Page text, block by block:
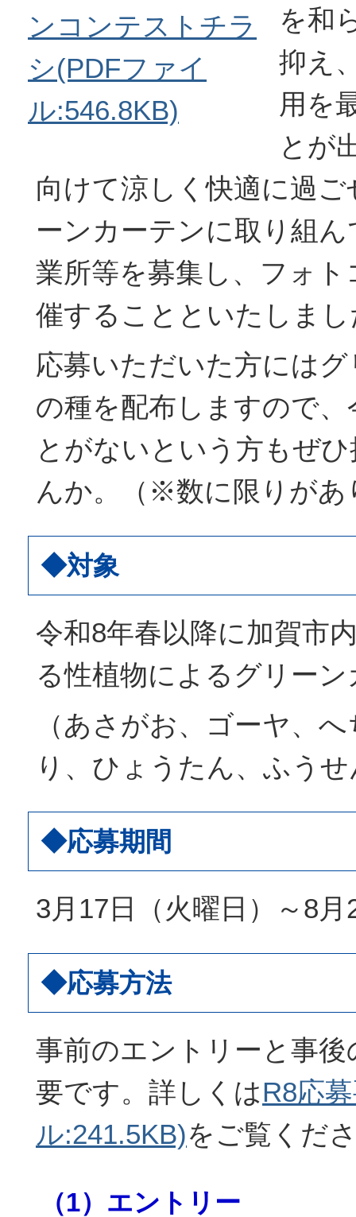
ンコンテストチラ
シ(PDFファイ
ル:546.8KB)
を和
抑え
用を
とが
向けて涼しく快適に過
ーンカーテンに取り組
業所等を募集し、フォ
催することといたしまし
応募いただいた方には
の種を配布しますので
とがないという方もぜ
んか。（※数に限りがあ
◆対象
令和8年春以降に加賀市
る性植物によるグリー
（あさがお、ゴーヤ、
り、ひょうたん、ふう
◆応募期間
3月17日（火曜日）～8
◆応募方法
事前のエントリーと事後
要です。詳しくはR8応
ル:241.5KB)をご覧くだ
（1）エントリー